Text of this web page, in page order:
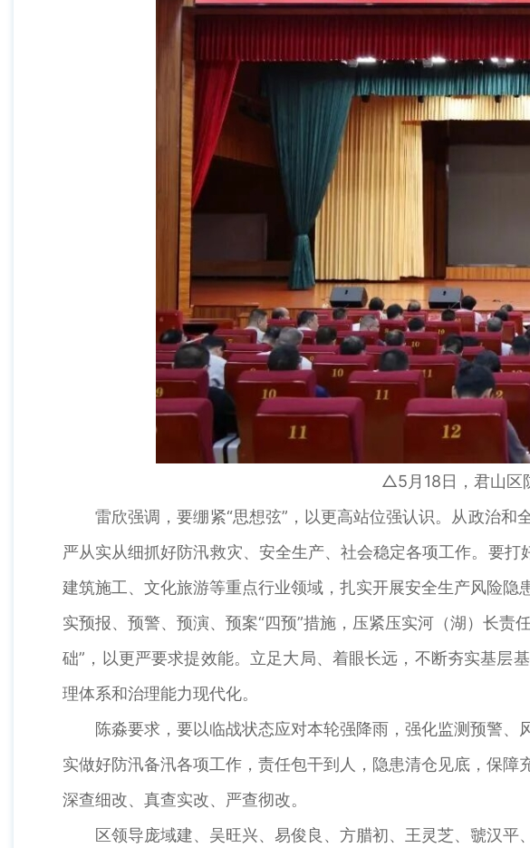
△5月18日，君山区
雷欣强调，要绷紧“思想弦”，以更高站位强认识。从政治和
严从实从细抓好防汛救灾、安全生产、社会稳定各项工作。要打
建筑施工、文化旅游等重点行业领域，扎实开展安全生产风险
实预报、预警、预演、预案“四预”措施，压紧压实河（湖）长
础”，以更严要求提效能。立足大局、着眼长远，不断夯实基层
理体系和治理能力现代化。
陈淼要求，要以临战状态应对本轮强降雨，强化监测预警、
实做好防汛备汛各项工作，责任包干到人，隐患清仓见底，保
深查细改、真查实改、严查彻改。
区领导庞域建、吴旺兴、易俊良、方腊初、王灵芝、虢汉平